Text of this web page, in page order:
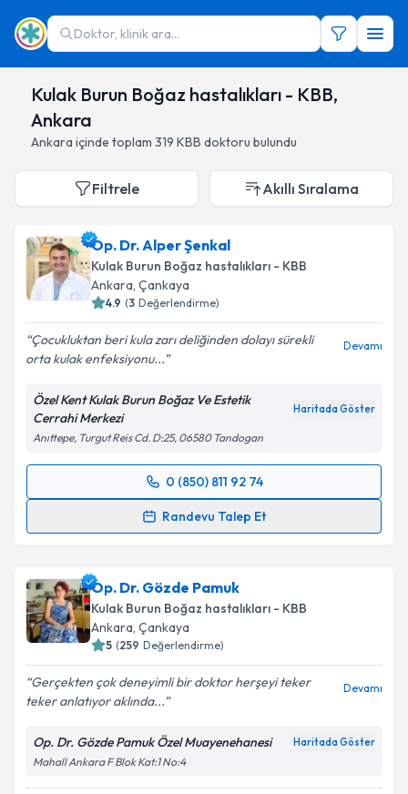
Doktor, klinik ara...
Kulak Burun Boğaz hastalıkları - KBB,
Ankara
Ankara içinde toplam 319 KBB doktoru bulundu
Filtrele Akıllı Sıralama
Op. Dr. Alper Şenkal
Kulak Burun Boğaz hastalıkları - KBB
Ankara, Çankaya
4.9 (3 Değerlendirme)
Çocukluktan beri kula zarı deliğinden dolayı sürekli
orta kulak enfeksiyonu...
Devamı
Özel Kent Kulak Burun Boğaz Ve Estetik
Cerrahi Merkezi
Haritada Göster
Anıttepe, Turgut Reis Cd. D:25, 06580 Tandogan
0 (850) 811 92 74
Randevu Talep Et
Randevu Takvimi Talebi
takvim hazırlandığında e-posta ile bilgilendireceğiz.
E-posta Adresiniz
Kişisel verilerimin işlenmesine ilişkin
'ni okudum ve kişisel verilerimin belirtilen
kapsamda işlenmesini kabul ediyorum.
Op. Dr. Gözde Pamuk
Kulak Burun Boğaz hastalıkları - KBB
Ankara, Çankaya
5 (259 Değerlendirme)
Gerçekten çok deneyimli bir doktor herşeyi teker
teker anlatıyor aklında...
Devamı
Op. Dr. Gözde Pamuk Özel Muayenehanesi Haritada Göster
Mahall Ankara F Blok Kat:1 No:4